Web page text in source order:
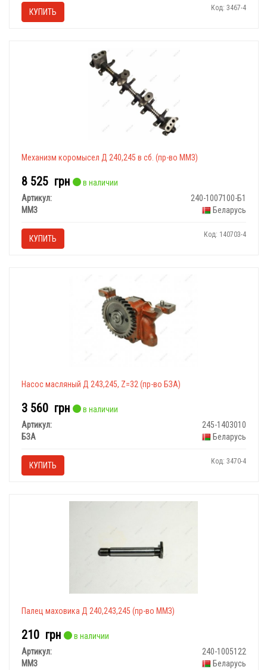
КУПИТЬ Код: 3467-4
Механизм коромысел Д 240,245 в сб. (пр-во ММЗ)
8 525 грн
в наличии
Артикул:
240-1007100-Б1
ММЗ
Беларусь
КУПИТЬ Код: 140703-4
Насос масляный Д 243,245, Z=32 (пр-во БЗА)
3 560 грн
в наличии
Артикул:
245-1403010
БЗА
Беларусь
КУПИТЬ Код: 3470-4
Палец маховика Д 240,243,245 (пр-во ММЗ)
210 грн
в наличии
Артикул:
240-1005122
ММЗ
Беларусь